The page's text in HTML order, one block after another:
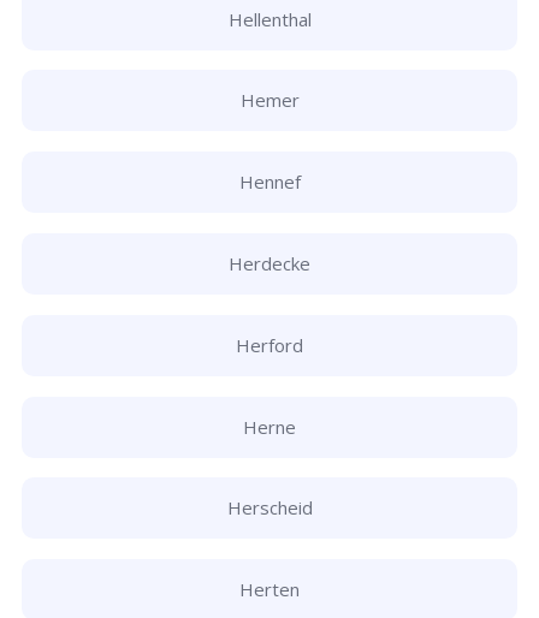
Hellenthal
Hemer
Hennef
Herdecke
Herford
Herne
Herscheid
Herten